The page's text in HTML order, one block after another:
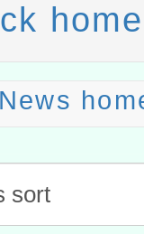
2次代理
名，續辦
站研習
閱讀磐
慧(AI)工
單
home